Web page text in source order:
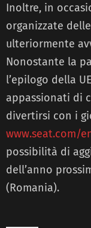
Inoltre, in
organizzate
ulteriormente
Nonostante la
l’epilogo della
appassionati di
divertirsi con i
www.seat.com/
possibilità di
dell’anno
(Romania).